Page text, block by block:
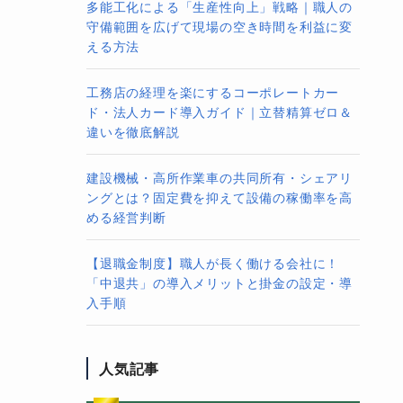
多能工化による「生産性向上」戦略｜職人の
守備範囲を広げて現場の空き時間を利益に変
える方法
工務店の経理を楽にするコーポレートカー
ド・法人カード導入ガイド｜立替精算ゼロ＆
違いを徹底解説
建設機械・高所作業車の共同所有・シェアリ
ングとは？固定費を抑えて設備の稼働率を高
める経営判断
【退職金制度】職人が長く働ける会社に！
「中退共」の導入メリットと掛金の設定・導
入手順
人気記事